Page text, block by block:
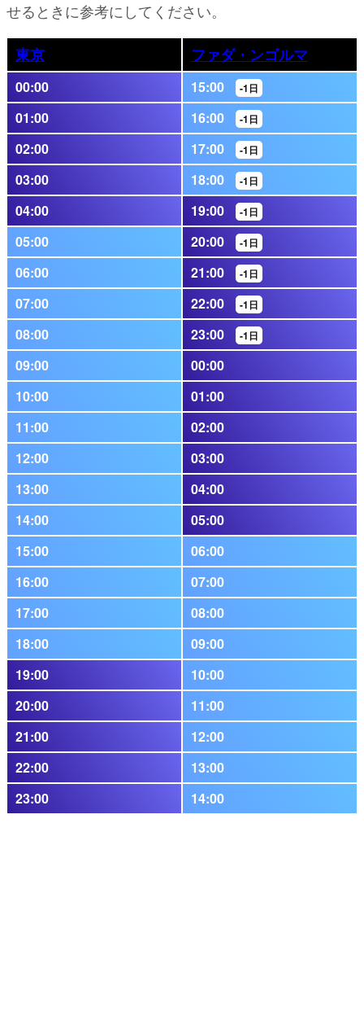
せるときに参考にしてください。
東京 ファダ・ンゴルマ
00:00 15:00 -1日
01:00 16:00 -1日
02:00 17:00 -1日
03:00 18:00 -1日
04:00 19:00 -1日
05:00 20:00 -1日
06:00 21:00 -1日
07:00 22:00 -1日
08:00 23:00 -1日
09:00
00:00
10:00
01:00
11:00
02:00
12:00
03:00
13:00
04:00
14:00
05:00
15:00
06:00
16:00
07:00
17:00
08:00
18:00
09:00
19:00
10:00
20:00
11:00
21:00
12:00
22:00
13:00
23:00
14:00